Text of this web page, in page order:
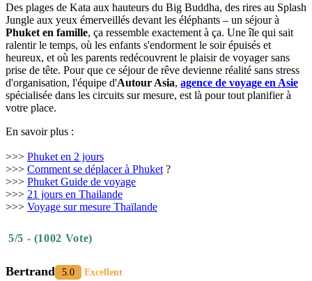
Des plages de Kata aux hauteurs du Big Buddha, des rires au Splash
Jungle aux yeux émerveillés devant les éléphants – un séjour à
Phuket en famille, ça ressemble exactement à ça. Une île qui sait
ralentir le temps, où les enfants s'endorment le soir épuisés et
heureux, et où les parents redécouvrent le plaisir de voyager sans
prise de tête. Pour que ce séjour de rêve devienne réalité sans stress
d'organisation, l'équipe d'Autour Asia, agence de voyage en Asie
spécialisée dans les circuits sur mesure, est là pour tout planifier à
votre place.
En savoir plus :
>>> Phuket en 2 jours
>>> Comment se déplacer à Phuket ?
>>> Phuket Guide de voyage
>>> 21 jours en Thailande
>>> Voyage sur mesure Thaïlande
5/5 - (1002 Vote)
Bertrand 5.0 Excellent